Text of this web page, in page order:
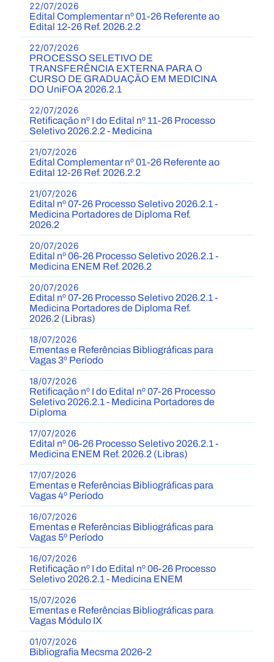
22/07/2026
Edital Complementar nº 01-26 Referente ao
Edital 12-26 Ref. 2026.2.2
22/07/2026
PROCESSO SELETIVO DE
TRANSFERÊNCIA EXTERNA PARA O
CURSO DE GRADUAÇÃO EM MEDICINA
DO UniFOA 2026.2.1
22/07/2026
Retificação nº I do Edital nº 11-26 Processo
Seletivo 2026.2.2 - Medicina
21/07/2026
Edital Complementar nº 01-26 Referente ao
Edital 12-26 Ref. 2026.2.2
21/07/2026
Edital nº 07-26 Processo Seletivo 2026.2.1 -
Medicina Portadores de Diploma Ref.
2026.2
20/07/2026
Edital nº 06-26 Processo Seletivo 2026.2.1 -
Medicina ENEM Ref. 2026.2
20/07/2026
Edital nº 07-26 Processo Seletivo 2026.2.1 -
Medicina Portadores de Diploma Ref.
2026.2 (Libras)
18/07/2026
Ementas e Referências Bibliográficas para
Vagas 3º Período
18/07/2026
Retificação nº I do Edital nº 07-26 Processo
Seletivo 2026.2.1 - Medicina Portadores de
Diploma
17/07/2026
Edital nº 06-26 Processo Seletivo 2026.2.1 -
Medicina ENEM Ref. 2026.2 (Libras)
17/07/2026
Ementas e Referências Bibliográficas para
Vagas 4º Período
16/07/2026
Ementas e Referências Bibliográficas para
Vagas 5º Período
16/07/2026
Retificação nº I do Edital nº 06-26 Processo
Seletivo 2026.2.1 - Medicina ENEM
15/07/2026
Ementas e Referências Bibliográficas para
Vagas Módulo IX
01/07/2026
Bibliografia Mecsma 2026-2